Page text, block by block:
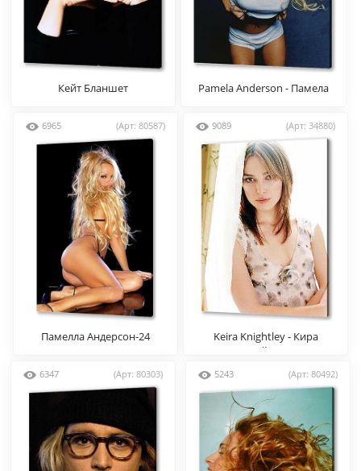
Кейт Бланшет
Pamela Anderson - Памела
6965 (Арт: 80587)
Памелла Андерсон-24
9089 (Арт: 34880)
Keira Knightley - Кира
Найтли
6347 (Арт: 80303) 5243 (Арт: 80492)